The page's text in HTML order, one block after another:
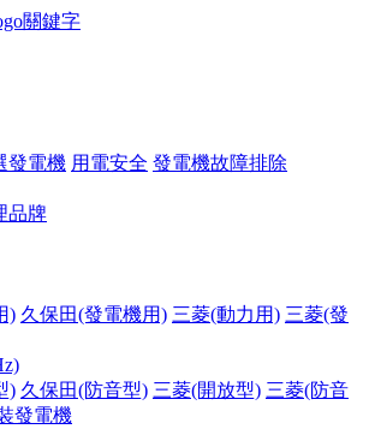
發電機 用電安全 發電機故障排除
品牌
) 久保田(發電機用) 三菱(動力用) 三菱(發
) 久保田(防音型) 三菱(開放型) 三菱(防音
發電機